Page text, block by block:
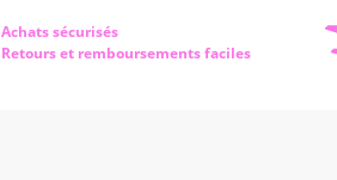
Achats sécurisés
Retours et remboursements faciles